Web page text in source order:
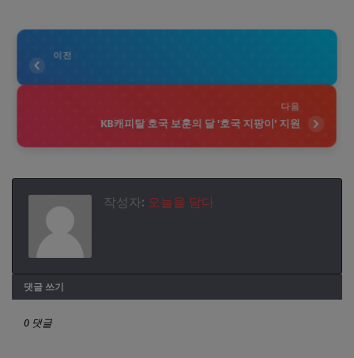
이전
다음
KB캐피탈 호국 보훈의 달 '호국 지팡이' 지원
작성자: 오늘을 담다
댓글 쓰기
0 댓글